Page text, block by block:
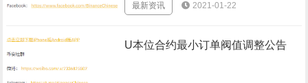
最新资讯 2021-01-22
U本位合约最小订单阀值调整公告